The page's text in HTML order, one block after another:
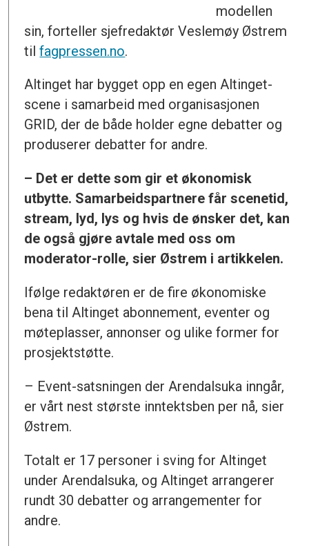
modellen
sin, forteller sjefredaktør Veslemøy Østrem
tilfagpressen.no.
Altinget har bygget opp en egen Altinget-
scene i samarbeid med organisasjonen
GRID, der de både holder egne debatter og
produserer debatter for andre.
– Det er dette som gir et økonomisk
utbytte. Samarbeidspartnere får scenetid,
stream, lyd, lys og hvis de ønsker det, kan
de også gjøre avtale med oss om
moderator-rolle, sier Østrem i artikkelen.
Ifølge redaktøren er de fire økonomiske
bena til Altinget abonnement, eventer og
møteplasser, annonser og ulike former for
prosjektstøtte.
– Event-satsningen der Arendalsuka inngår,
er vårt nest største inntektsben per nå, sier
Østrem.
Totalt er 17 personer i sving for Altinget
under Arendalsuka, og Altinget arrangerer
rundt 30 debatter og arrangementer for
andre.